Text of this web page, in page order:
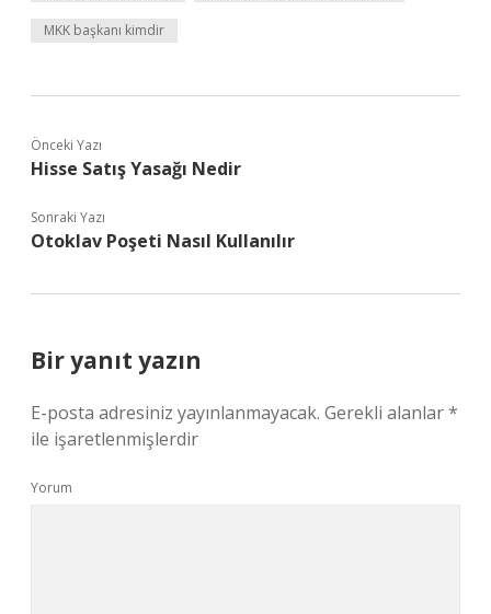
MKK başkanı kimdir
Önceki Yazı
Hisse Satış Yasağı Nedir
Sonraki Yazı
Otoklav Poşeti Nasıl Kullanılır
Bir yanıt yazın
E-posta adresiniz yayınlanmayacak. Gerekli alanlar*
ile işaretlenmişlerdir
Yorum